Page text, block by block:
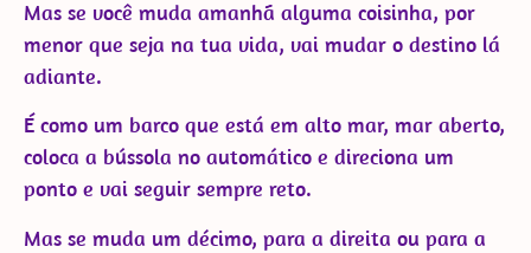
Mas se você muda amanhã alguma coisinha, por
menor que seja na tua vida, vai mudar o destino lá
adiante.
É como um barco que está em alto mar, mar aberto,
coloca a bússola no automático e direciona um
ponto e vai seguir sempre reto.
Mas se muda um décimo, para a direita ou para a